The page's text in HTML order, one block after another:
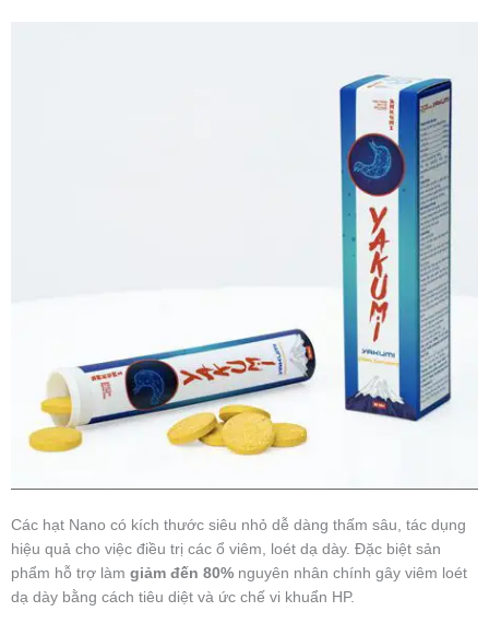
Các hạt Nano có kích thước siêu nhỏ dễ dàng thấm sâu, tác dụng
hiệu quả cho việc điều trị các ổ viêm, loét dạ dày. Đặc biệt sản
phẩm hỗ trợ làm giảm đến 80% nguyên nhân chính gây viêm loét
dạ dày bằng cách tiêu diệt và ức chế vi khuẩn HP.